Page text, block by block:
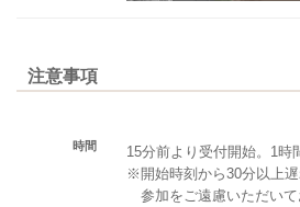
注意事項
時間
15分前より受付開始。1時
※開始時刻から30分以上
参加をご遠慮いただいて